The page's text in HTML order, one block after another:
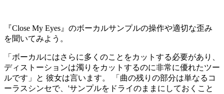
『Close My Eyes』のボーカルサンプルの操作や適切な歪み
を聞いてみよう。
「ボーカルにはさらに多くのことをカットする必要があり、
ディストーションは濁りをカットするのに非常に優れたツー
ルです」と 彼女は言います。 「曲の残りの部分は単なるコ
ーラスシンセで、'サンプルをドライのままにしておくこと